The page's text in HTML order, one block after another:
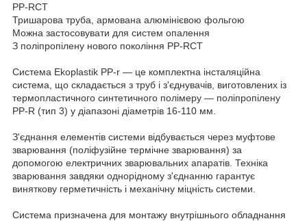
PP-RCT
Тришарова труба, армована алюмінієвою фольгою
Можна застосовувати для систем опалення
З поліпропілену нового покоління PP-RCT
Система Ekoplastik PP-r — це комплектна інсталяційна
система, що складається з труб і з'єднувачів, виготовлених із
термопластичного синтетичного полімеру — поліпропілену
PP-R (тип 3) у діапазоні діаметрів 16-110 мм.
З'єднання елементів системи відбувається через муфтове
зварювання (поліфузійне термічне зварювання) за
допомогою електричних зварювальних апаратів. Техніка
зварювання завдяки однорідному з'єднанню гарантує
виняткову герметичність і механічну міцність системи.
Система призначена для монтажу внутрішнього обладнання